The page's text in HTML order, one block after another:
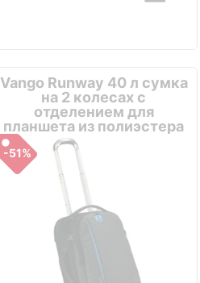
Vango Runway 40 л сумка
на 2 колесах с
отделением для
планшета из полиэстера
серая
-51%